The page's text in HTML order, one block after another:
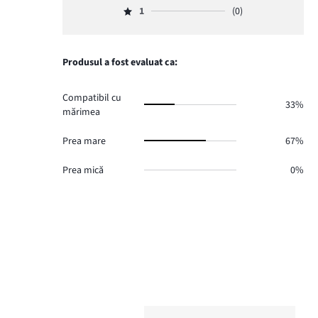
3.
de
numărul
2,
voturi
0.
Evaluare
de
1 (0)
Produsul a fost evaluat ca:
Compatibil cu
mărimea
33%
Prea mare 67%
Prea mică 0%